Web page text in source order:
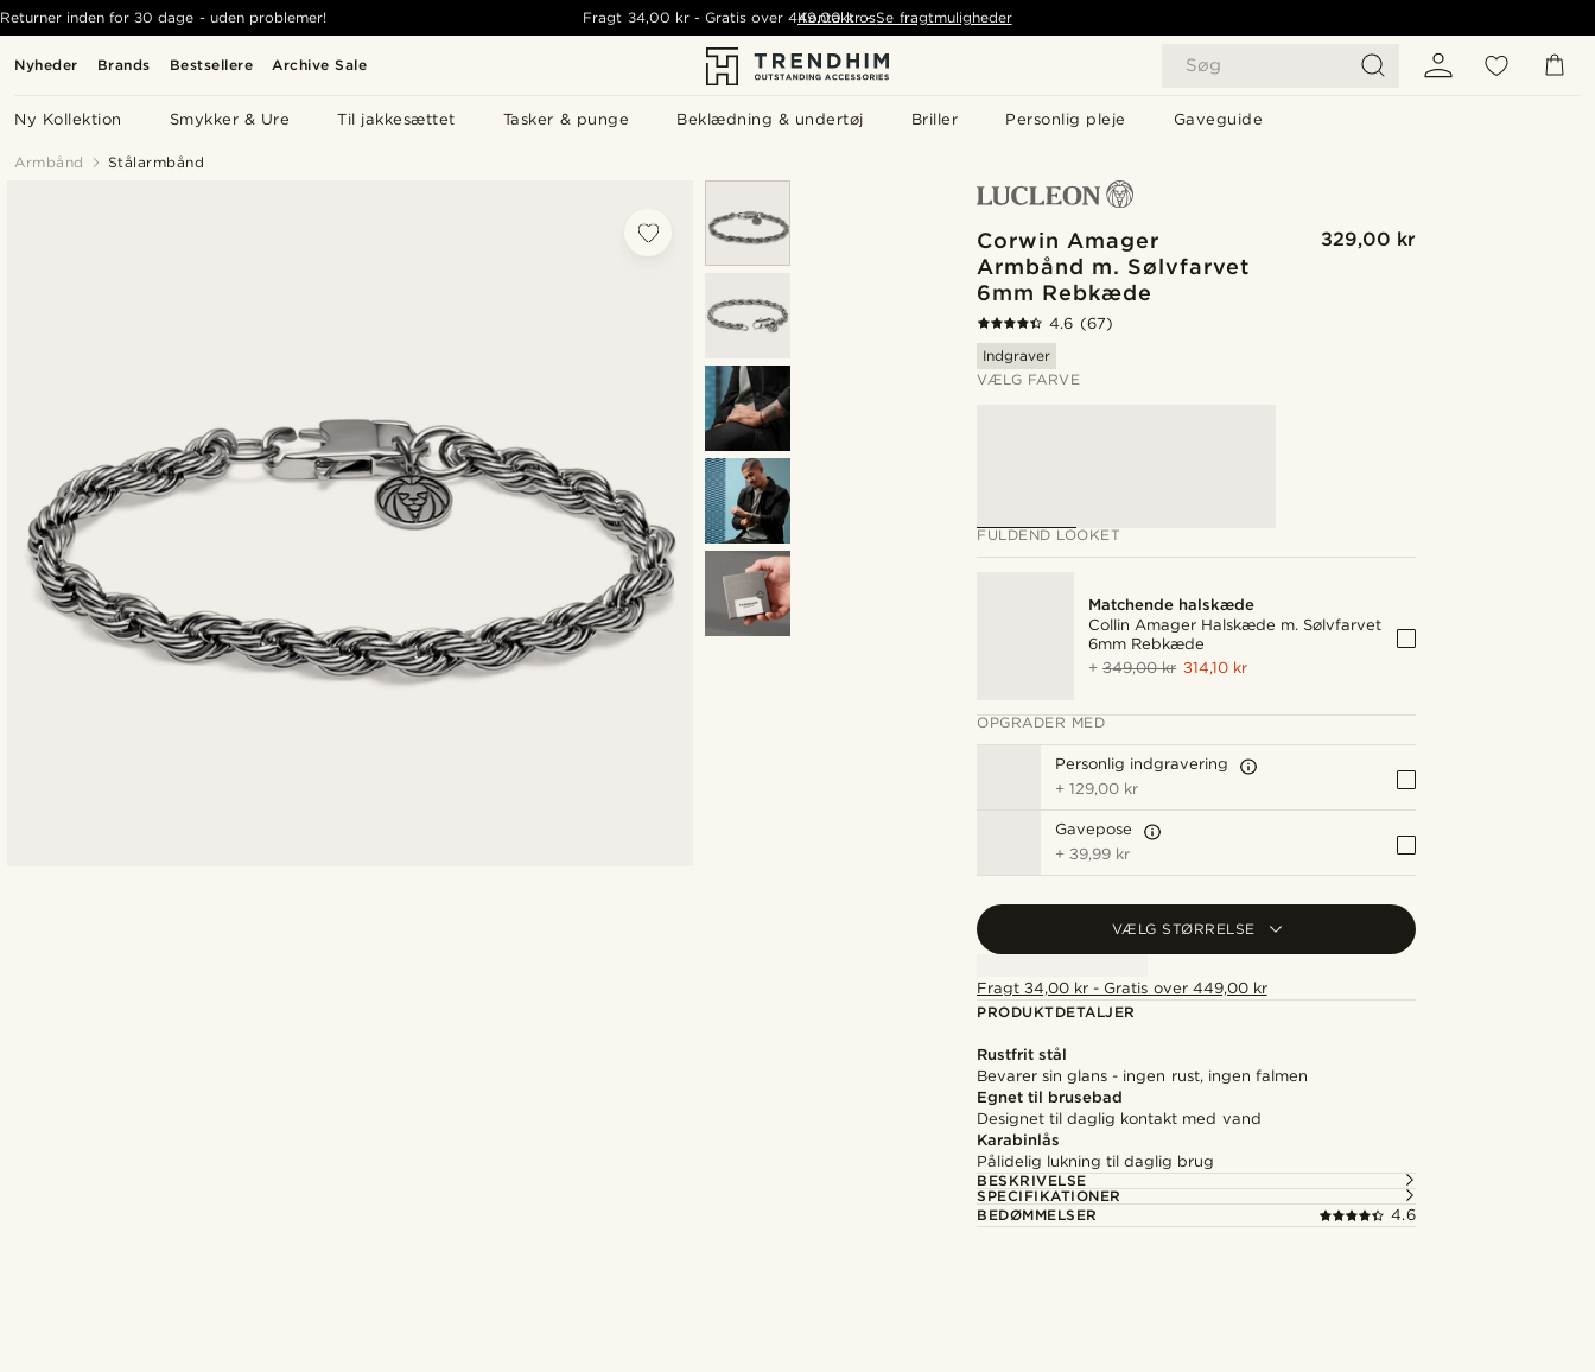
Nyheder Brands Bestsellere Archive Sale Søg
Ny Kollektion Smykker & Ure Til jakkesættet Tasker & punge Beklædning & undertøj Briller Personlig pleje Gaveguide
Returner inden for 30 dage - uden problemer! Fragt 34,00 kr- Gratis over 449,00 kr - Se fragtmuligheder
Kontakt os
Armbånd Stålarmbånd
Corwin Amager
Armbånd m. Sølvfarvet
6mm Rebkæde
329,00 kr
4.6 (67)
Indgraver
VÆLG FARVE
FULDEND LOOKET
Matchende halskæde
Collin Amager Halskæde m. Sølvfarvet
6mm Rebkæde
+349,00 kr 314,10 kr
OPGRADER MED
Personlig indgravering
+129,00 kr
Gavepose
+ 39,99 kr
VÆLG STØRRELSE
Fragt 34,00 kr - Gratis over 449,00 kr
PRODUKTDETALJER
Rustfrit stål
Bevarer sin glans - ingen rust, ingen falmen
Egnet til brusebad
Designet til daglig kontakt med vand
Karabinlås
Pålidelig lukning til daglig brug
BESKRIVELSE
SPECIFIKATIONER
BEDØMMELSER
4.6